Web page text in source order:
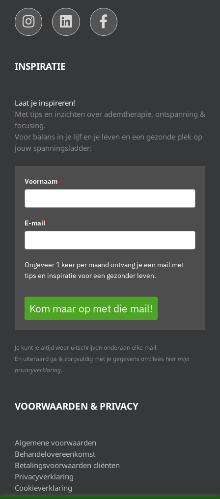
INSPIRATIE
Laat je inspireren!
Met tips en inzichten over ademtherapie, ontspanning &
focusing.
Voor balans in je lijf en je leven en een gezonde plek op
jouw spanningsladder:
Voornaam*
E-mail*
Ongeveer 1 keer per maand ontvang je een mail met
tips en inspiratie voor een gezonder leven.
Kom maar op met die mail!
Je kunt je altijd weer uitschrijven onderaan elke mail.
En uiteraard ga ik zorgvuldig met je gegevens om: lees hiermijn
privacyverklaring.
VOORWAARDEN & PRIVACY
Algemene voorwaarden
Behandelovereenkomst
Betalingsvoorwaarden cliënten
Privacyverklaring
Cookieverklaring